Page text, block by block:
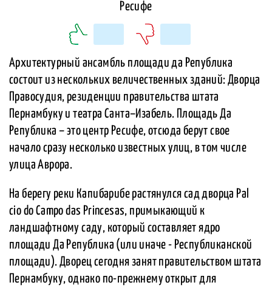
Архитектурный ансамбль площади да Република
состоит из нескольких величественных зданий: Дворца
Правосудия, резиденции правительства штата
Пернамбуку и театра Санта–Изабель. Площадь Да
Република – это центр Ресифе, отсюда берут свое
начало сразу несколько известных улиц, в том числе
улица Аврора.
На берегу реки Капибарибе растянулся сад дворца Pal
cio do Campo das Princesas, примыкающий к
ландшафтному саду, который составляет ядро
площади Да Република (или иначе - Республиканской
площади). Дворец сегодня занят правительством штата
Пернамбуку, однако по-прежнему открыт для